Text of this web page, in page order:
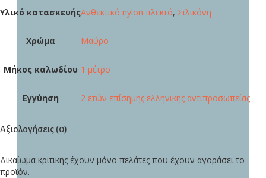
Υλικό κατασκευήςΑνθεκτικό nylon πλεκτό, Σιλικόνη
Χρώμα Μαύρο
Μήκος καλωδίου 1 μέτρο
Εγγύηση 2 ετών επίσημης ελληνικής αντιπροσωπείας
Αξιολογήσεις (0)
Δικαίωμα κριτικής έχουν μόνο πελάτες που έχουν αγοράσει το
προϊόν.